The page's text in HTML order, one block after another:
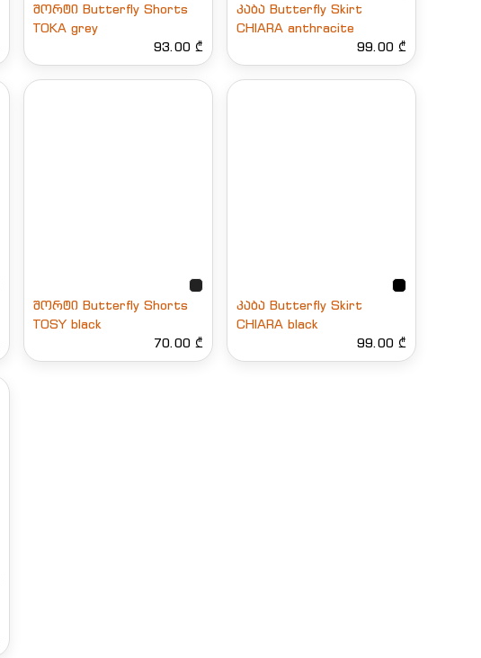
შორტი Butterfly Shorts
TOKA grey
93.00 ₾
კაბა Butterfly Skirt
CHIARA anthracite
99.00 ₾
შორტი Butterfly Shorts
TOSY black
70.00 ₾
კაბა Butterfly Skirt
CHIARA black
99.00 ₾